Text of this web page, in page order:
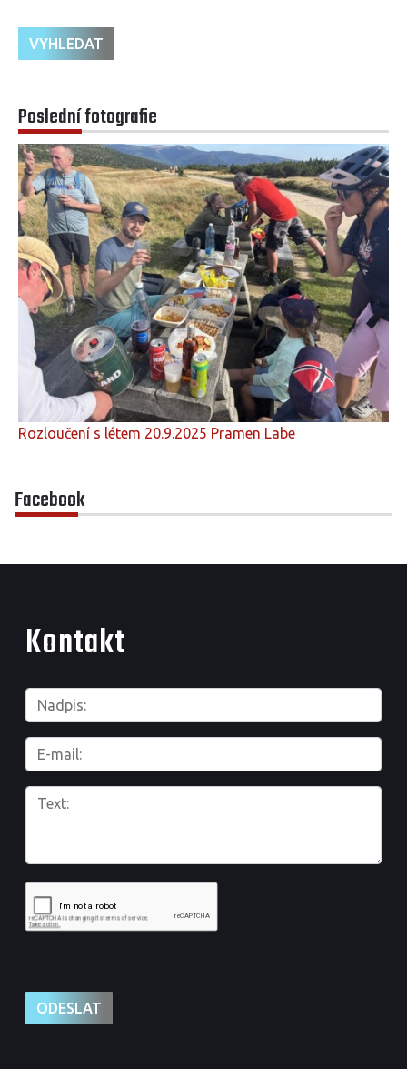
Poslední fotografie
Rozloučení s létem 20.9.2025 Pramen Labe
Facebook
Kontakt